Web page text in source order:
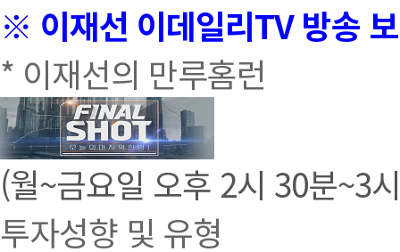
※ 이재선 이데일리TV 방송
* 이재선의 만루홈런
(월~금요일 오후 2시 30분~3
투자성향 및 유형